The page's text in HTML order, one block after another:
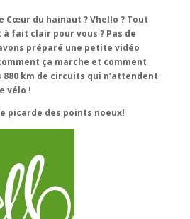
Cœur du hainaut ? Vhello ? Tout
fait clair pour vous ? Pas de
préparé une petite vidéo
ça marche et comment
km de circuits qui n’attendent
vélo !
picarde des points noeux!